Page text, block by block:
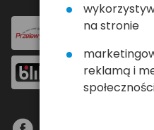
na stronie
reklamą i